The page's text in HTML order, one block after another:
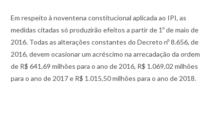
Em respeito à noventena constitucional aplicada ao IPI, as
medidas citadas só produzirão efeitos a partir de 1º de maio de
2016. Todas as alterações constantes do Decreto nº 8.656, de
2016, devem ocasionar um acréscimo na arrecadação da ordem
de R$ 641,69 milhões para o ano de 2016, R$ 1.069,02 milhões
para o ano de 2017 e R$ 1.015,50 milhões para o ano de 2018.